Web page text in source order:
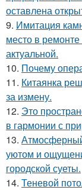
оставлена
9. Имитация
место в
актуальной.
10. Почему
11. Китаянка
за измену.
12. Это
в гармонии с
13.
уютом и
городской суеты.
14. Теневой